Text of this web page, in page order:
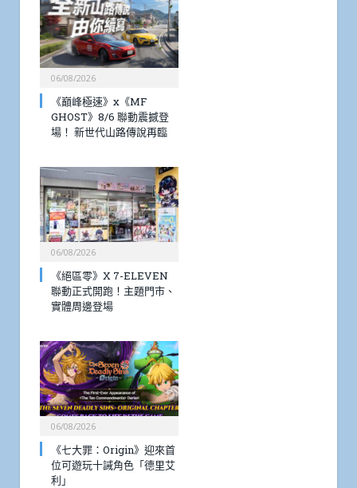
06/08/2026
《巔峰極速》x《MF
GHOST》8/6 聯動震撼登
場！ 新世代山路傳說再臨
06/08/2026
《絕區零》X 7-ELEVEN
聯動正式開跑！主題門市、
實體周邊登場
06/08/2026
《七大罪：Origin》迎來首
位可遊玩十誡角色「德里艾
利」